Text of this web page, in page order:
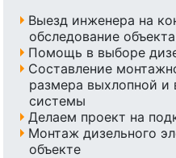
Выезд инженера на
обследование объекта
Помощь в выборе
Составление
размера выхлопной и
системы
Делаем проект на
Монтаж дизельного
объекте